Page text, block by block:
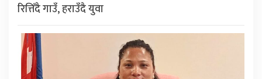
रित्तिँदै गाउँ, हराउँदै युवा